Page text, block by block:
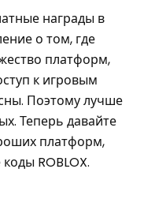
награды в
о том, где
платформ,
к игровым
Поэтому лучше
Теперь давайте
платформ,
ROBLOX.